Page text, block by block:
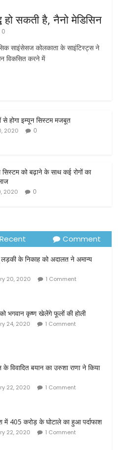
हो सकती है, नैनो मेडिसिन
0
साइंसेसज कोलकाता के साइंटिस्ट्स ने
विकसित करने में
से होगा इम्यून सिस्टम मजबूत
2020 0
सिस्टम को बढ़ाने के साथ कई रोगों का
2020 0
Recent Comment
लड़की के निकाह को अदालत ने अमान्य
20, 2020 1 Comment
भगवान कृष्ण खेलेंगे फूलों की होली
24, 2020 1 Comment
के विवादित बयान का उरुशा राणा ने किया
22, 2020 1 Comment
405 करोड़ के घोटाले का हुआ पर्दाफाश
22, 2020 1 Comment